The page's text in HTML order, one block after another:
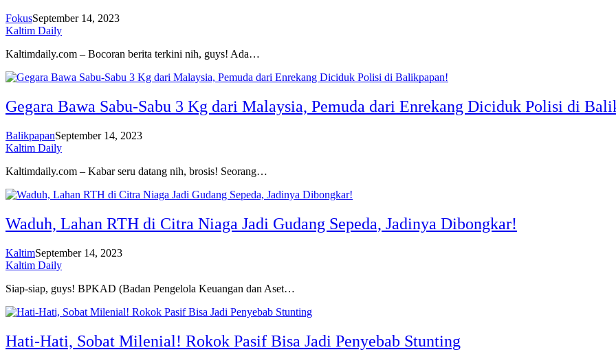
FokusSeptember 14, 2023
Kaltim Daily
Kaltimdaily.com – Bocoran berita terkini nih, guys! Ada…
Gegara Bawa Sabu-Sabu 3 Kg dari Malaysia, Pemuda dari Enrekang Diciduk Polisi di
BalikpapanSeptember 14, 2023
Kaltim Daily
Kaltimdaily.com – Kabar seru datang nih, brosis! Seorang…
Waduh, Lahan RTH di Citra Niaga Jadi Gudang Sepeda, Jadinya Dibongkar!
KaltimSeptember 14, 2023
Kaltim Daily
Siap-siap, guys! BPKAD (Badan Pengelola Keuangan dan Aset…
Hati-Hati, Sobat Milenial! Rokok Pasif Bisa Jadi Penyebab Stunting